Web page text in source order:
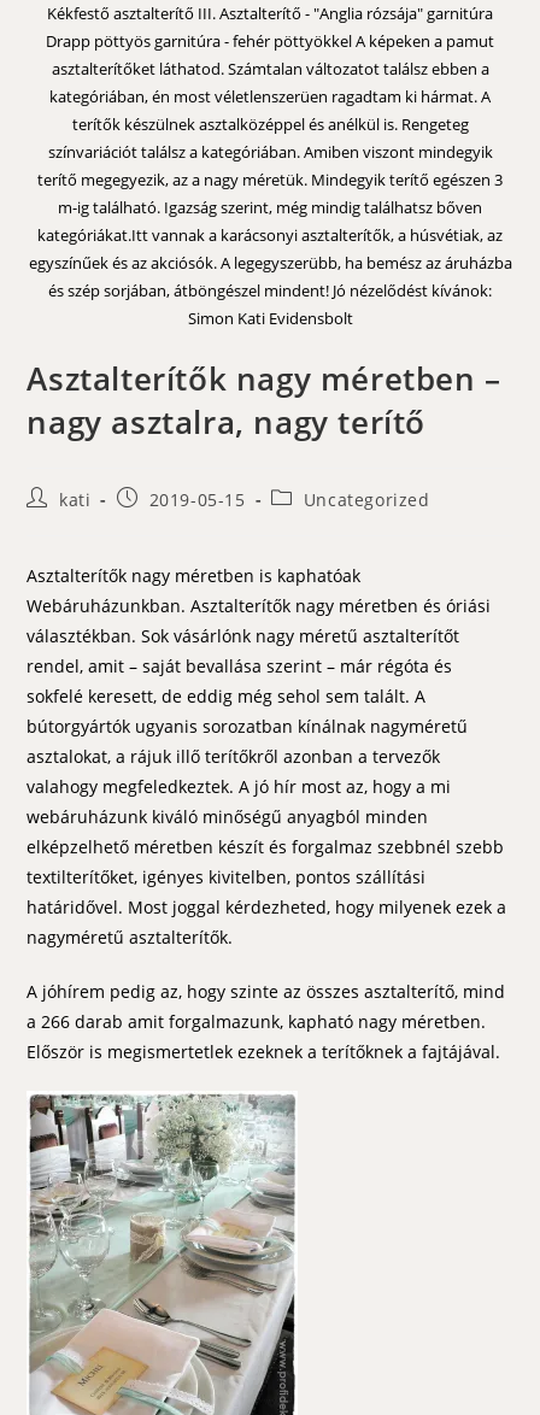
Kékfestő asztalterítő III. Asztalterítő - "Anglia rózsája" garnitúra
Drapp pöttyös garnitúra - fehér pöttyökkel A képeken a pamut
asztalterítőket láthatod. Számtalan változatot találsz ebben a
kategóriában, én most véletlenszerüen ragadtam ki hármat. A
terítők készülnek asztalközéppel és anélkül is. Rengeteg
színvariációt találsz a kategóriában. Amiben viszont mindegyik
terítő megegyezik, az a nagy méretük. Mindegyik terítő egészen 3
m-ig található. Igazság szerint, még mindig találhatsz bőven
kategóriákat.Itt vannak a karácsonyi asztalterítők, a húsvétiak, az
egyszínűek és az akciósók. A legegyszerübb, ha bemész az áruházba
és szép sorjában, átböngészel mindent! Jó nézelődést kívánok:
Simon Kati Evidensbolt
Asztalterítők nagy méretben –
nagy asztalra, nagy terítő
Postkati
Post2019-05-15
PostUncategorized
Asztalterítők nagy méretben is kaphatóak
Webáruházunkban. Asztalterítők nagy méretben és óriási
választékban. Sok vásárlónk nagy méretű asztalterítőt
rendel, amit – saját bevallása szerint – már régóta és
sokfelé keresett, de eddig még sehol sem talált. A
bútorgyártók ugyanis sorozatban kínálnak nagyméretű
asztalokat, a rájuk illő terítőkről azonban a tervezők
valahogy megfeledkeztek. A jó hír most az, hogy a mi
webáruházunk kiváló minőségű anyagból minden
elképzelhető méretben készít és forgalmaz szebbnél szebb
textilterítőket, igényes kivitelben, pontos szállítási
határidővel. Most joggal kérdezheted, hogy milyenek ezek a
nagyméretű asztalterítők.
A jóhírem pedig az, hogy szinte az összes asztalterítő, mind
a 266 darab amit forgalmazunk, kapható nagy méretben.
Először is megismertetlek ezeknek a terítőknek a fajtájával.